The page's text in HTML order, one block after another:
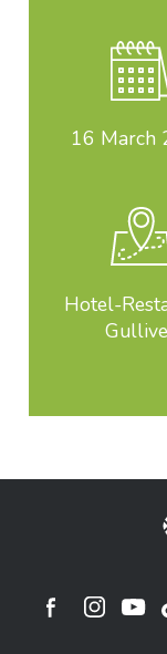
16 March
Hotel-
Ville de